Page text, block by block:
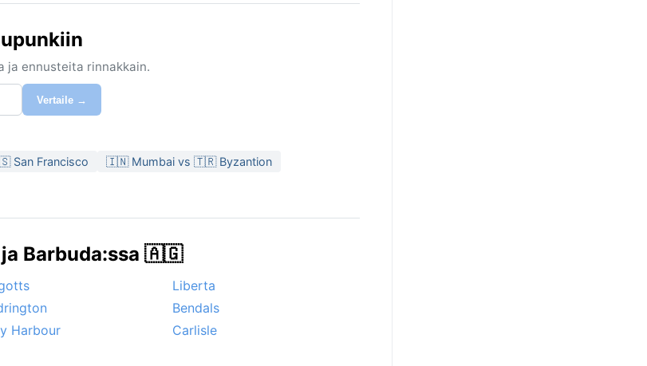
ja ennusteita rinnakkain.
Vertaile →
San Francisco
🇮🇳 Mumbai vs 🇹🇷 Byzantion
ja Barbuda:ssa 🇦🇬
Liberta
Bendals
Harbour
Carlisle